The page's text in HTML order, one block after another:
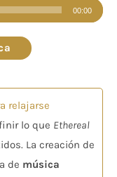
00:00
relajarse
lo que Ethereal
La creación de
de música